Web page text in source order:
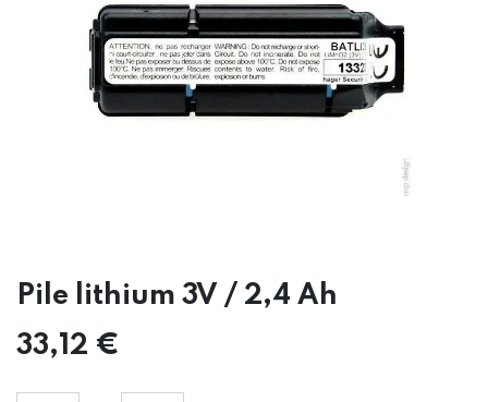
Pile lithium 3V / 2,4 Ah
33,12 €